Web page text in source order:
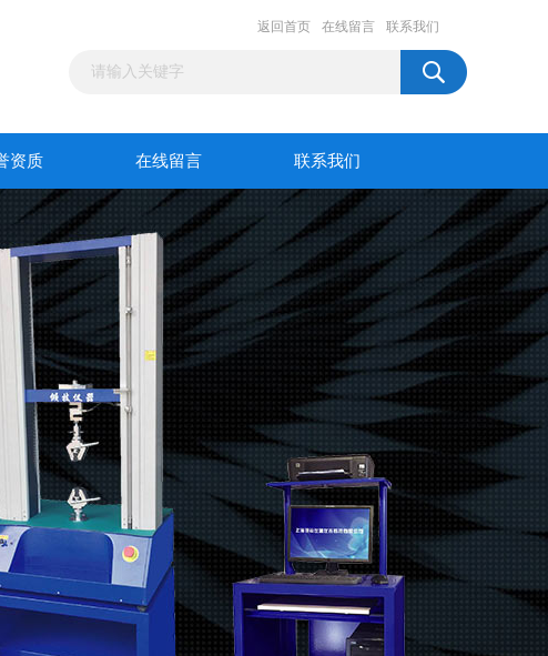
返回首页 在线留言 联系我们
资质 在线留言 联系我们